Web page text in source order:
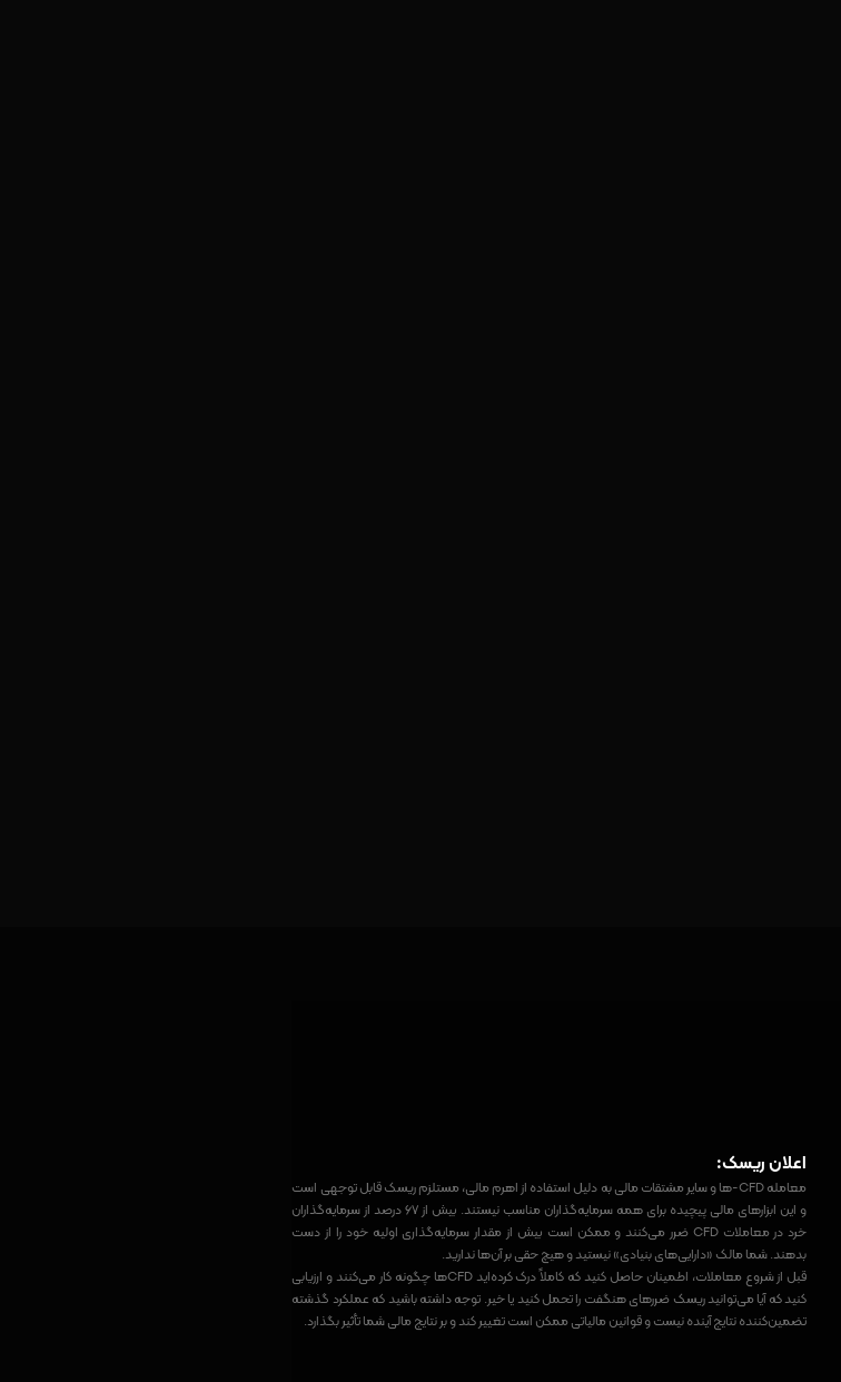
اعلان ریسک:
معامله CFD-ها و سایر مشتقات مالی به دلیل استفاده از اهرم مالی، مستلزم ریسک قابل توجهی است
و این ابزارهای مالی پیچیده برای همه سرمایه‌گذاران مناسب نیستند. بیش از ۶۷ درصد از سرمایه‌گذاران
خرد در معاملات CFD ضرر می‌کنند و ممکن است بیش از مقدار سرمایه‌گذاری اولیه خود را از دست
بدهند. شما مالک «دارایی‌های بنیادی» نیستید و هیچ حقی بر آن‌ها ندارید.
قبل از شروع معاملات، اطمینان حاصل کنید که کاملاً درک کرده‌اید CFDها چگونه کار می‌کنند و ارزیابی
کنید که آیا می‌توانید ریسک ضررهای هنگفت را تحمل کنید یا خیر. توجه داشته باشید که عملکرد گذشته
تضمین‌کننده نتایج آینده نیست و قوانین مالیاتی ممکن است تغییر کند و بر نتایج مالی شما تأثیر بگذارد.